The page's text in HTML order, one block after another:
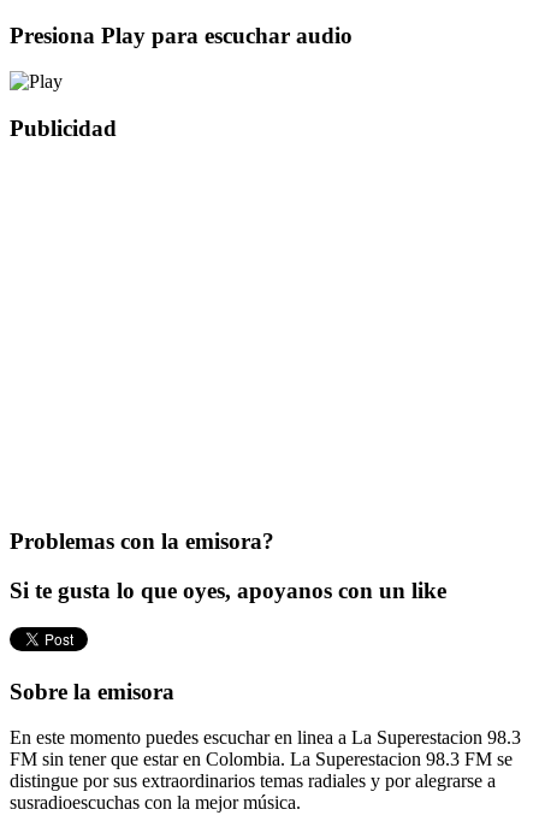
Presiona Play para escuchar audio
Publicidad
Problemas con la emisora?
Si te gusta lo que oyes, apoyanos con un like
Sobre la emisora
En este momento puedes escuchar en linea a La Superestacion 98.3
FM sin tener que estar en Colombia. La Superestacion 98.3 FM se
distingue por sus extraordinarios temas radiales y por alegrarse a
susradioescuchas con la mejor música.